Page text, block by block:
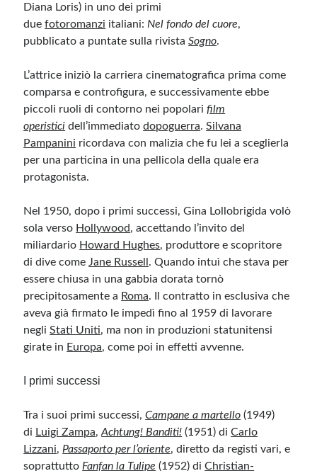
Diana Loris) in uno dei primi
due fotoromanzi italiani: Nel fondo del cuore,
pubblicato a puntate sulla rivista Sogno.
L’attrice iniziò la carriera cinematografica prima come
comparsa e controfigura, e successivamente ebbe
piccoli ruoli di contorno nei popolari film
operistici dell’immediato dopoguerra. Silvana
Pampanini ricordava con malizia che fu lei a sceglierla
per una particina in una pellicola della quale era
protagonista.
Nel 1950, dopo i primi successi, Gina Lollobrigida volò
sola verso Hollywood, accettando l’invito del
miliardario Howard Hughes, produttore e scopritore
di dive come Jane Russell . Quando intuì che stava per
essere chiusa in una gabbia dorata tornò
precipitosamente a Roma. Il contratto in esclusiva che
aveva già firmato le impedì fino al 1959 di lavorare
negli Stati Uniti, ma non in produzioni statunitensi
girate in Europa, come poi in effetti avvenne.
I primi successi
Tra i suoi primi successi, Campane a martello (1949)
di Luigi Zampa, Achtung! Banditi! (1951) di Carlo
Lizzani, Passaporto per l’oriente, diretto da registi vari, e
soprattutto Fanfan la Tulipe (1952) di Christian-